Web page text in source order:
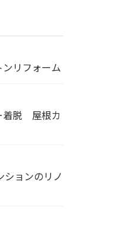
リフォーム
着脱 屋根カ
ションのリノ